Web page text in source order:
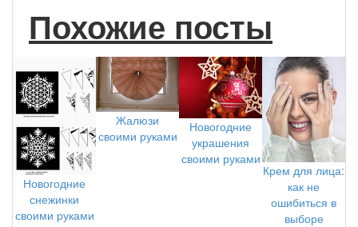
Похожие посты
Новогодние
снежинки
своими руками
Жалюзи
своими руками
Новогодние
украшения
своими руками
Крем для лица:
как не
ошибиться в
выборе